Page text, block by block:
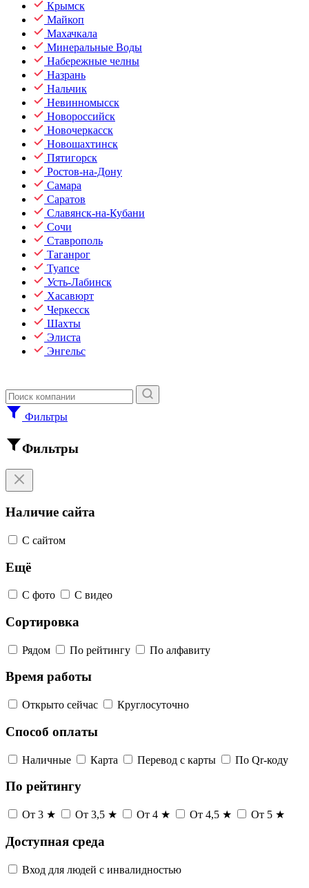
Крымск
Майкоп
Махачкала
Минеральные Воды
Набережные челны
Назрань
Нальчик
Невинномысск
Новороссийск
Новочеркасск
Новошахтинск
Пятигорск
Ростов-на-Дону
Самара
Саратов
Славянск-на-Кубани
Сочи
Ставрополь
Таганрог
Туапсе
Усть-Лабинск
Хасавюрт
Черкесск
Шахты
Элиста
Энгельс
Фильтры
Фильтры
Наличие сайта
С сайтом
Ещё
С фото С видео
Сортировка
Рядом По рейтингу По алфавиту
Время работы
Открыто сейчас Круглосуточно
Способ оплаты
Наличные Карта Перевод с карты По Qr-коду
По рейтингу
От 3 ★ От 3,5 ★ От 4 ★ От 4,5 ★ От 5 ★
Доступная среда
Вход для людей с инвалидностью